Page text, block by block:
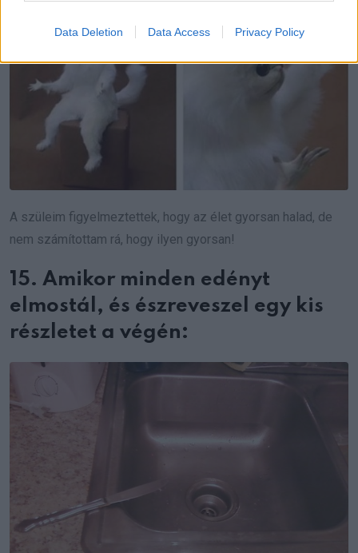
Data Deletion Data Access Privacy Policy
A szüleim figyelmeztettek, hogy az élet gyorsan halad, de
nem számítottam rá, hogy ilyen gyorsan!
15. Amikor minden edényt
elmostál, és észreveszel egy kis
részletet a végén: